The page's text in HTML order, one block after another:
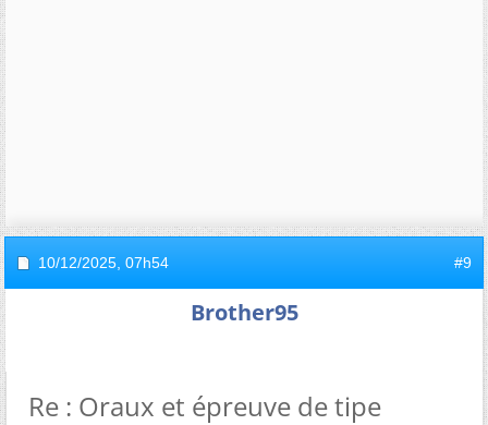
10/12/2025, 07h54 #9
Brother95
Re : Oraux et épreuve de tipe